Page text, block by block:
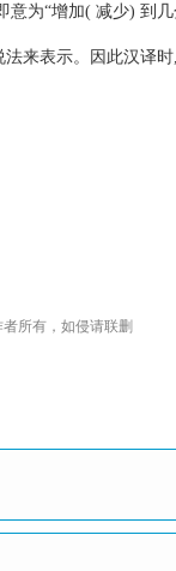
为“增加( 减少) 到
来表示。因此汉译
所有，如侵请联删